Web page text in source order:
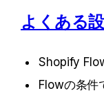
よくある
Shopify
Flowの条件